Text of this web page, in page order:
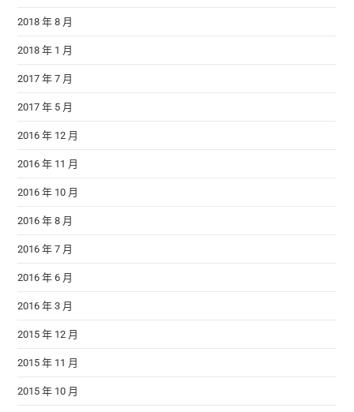
2018 年 8 月
2018 年 1 月
2017 年 7 月
2017 年 5 月
2016 年 12 月
2016 年 11 月
2016 年 10 月
2016 年 8 月
2016 年 7 月
2016 年 6 月
2016 年 3 月
2015 年 12 月
2015 年 11 月
2015 年 10 月